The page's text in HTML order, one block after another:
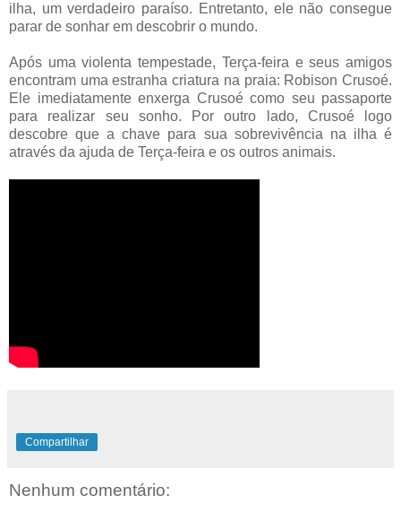
ilha, um verdadeiro paraíso. Entretanto, ele não consegue
parar de sonhar em descobrir o mundo.
Após uma violenta tempestade, Terça-feira e seus amigos
encontram uma estranha criatura na praia: Robison Crusoé.
Ele imediatamente enxerga Crusoé como seu passaporte
para realizar seu sonho. Por outro lado, Crusoé logo
descobre que a chave para sua sobrevivência na ilha é
através da ajuda de Terça-feira e os outros animais.
Compartilhar
Nenhum comentário: